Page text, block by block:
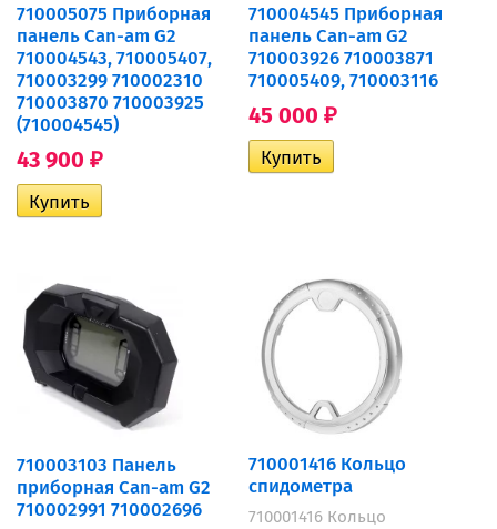
710005075 Приборная
панель Can-am G2
710004543, 710005407,
710003299 710002310
710003870 710003925
(710004545)
43 900 ₽
710004545 Приборная
панель Can-am G2
710003926 710003871
710005409, 710003116
45 000 ₽
710003103 Панель
приборная Can-am G2
710002991 710002696
710001416 Кольцо
спидометра
710001416 Кольцо